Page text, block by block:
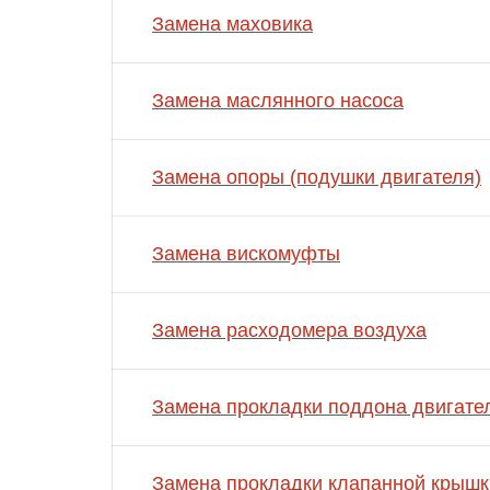
Замена маховика
Замена маслянного насоса
Замена опоры (подушки двигателя)
Замена вискомуфты
Замена расходомера воздуха
Замена прокладки поддона
Замена прокладки клапанной